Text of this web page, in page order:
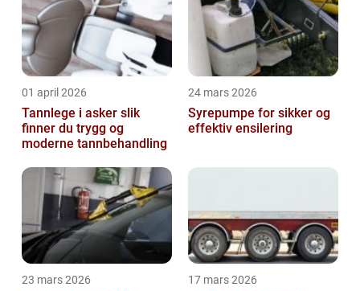
01 april 2026
Tannlege i asker slik
finner du trygg og
moderne tannbehandling
24 mars 2026
Syrepumpe for sikker og
effektiv ensilering
23 mars 2026 17 mars 2026